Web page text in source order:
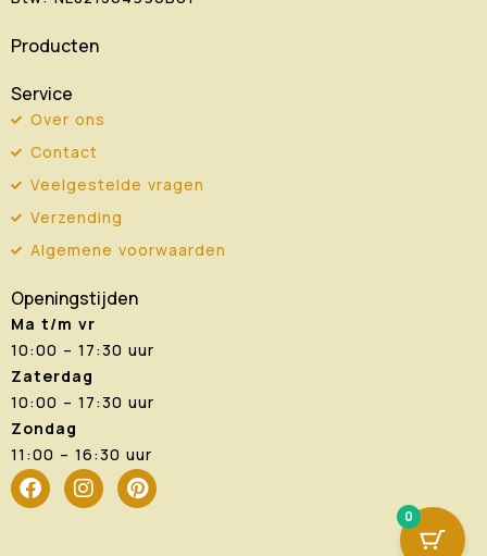
Producten
Service
Over ons
Contact
Veelgestelde vragen
Verzending
Algemene voorwaarden
Openingstijden
Ma t/m vr
10:00 – 17:30 uur
Zaterdag
10:00 – 17:30 uur
Zondag
11:00 – 16:30 uur
F
a
I
n
P
i
0